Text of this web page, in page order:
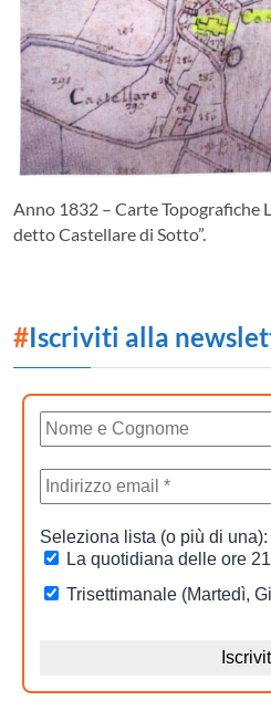
Anno 1832 – Carte Topografiche
detto Castellare di Sotto”.
#Iscriviti alla